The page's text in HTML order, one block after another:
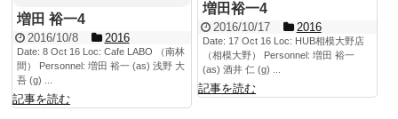
増田裕一4
2016/10/17 2016
Date: 17 Oct 16 Loc: HUB相模大野店
（相模大野） Personnel: 増田 裕一
(as) 酒井 仁 (g) ...
記事を読む
増田 裕一4
2016/10/8 2016
Date: 8 Oct 16 Loc: Cafe LABO （南林
間） Personnel: 増田 裕一 (as) 浅野 大
吾 (g) ...
記事を読む